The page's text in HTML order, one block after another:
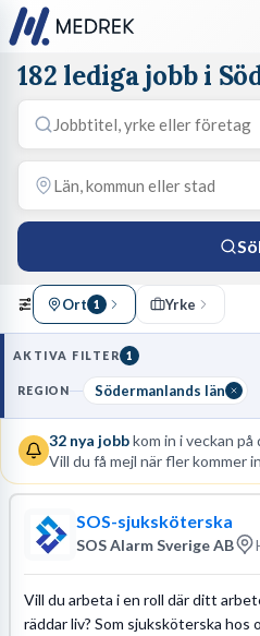
182 lediga jobb i
Ort 1 Yrke
AKTIVA FILTER 1
REGION Södermanlands län
32 nya jobbkom in i veckan på
Vill du få mejl när fler kommer
SOS-sjuksköterska
SOS Alarm Sverige AB
Vill du arbeta i en roll där ditt
räddar liv? Som sjuksköterska hos